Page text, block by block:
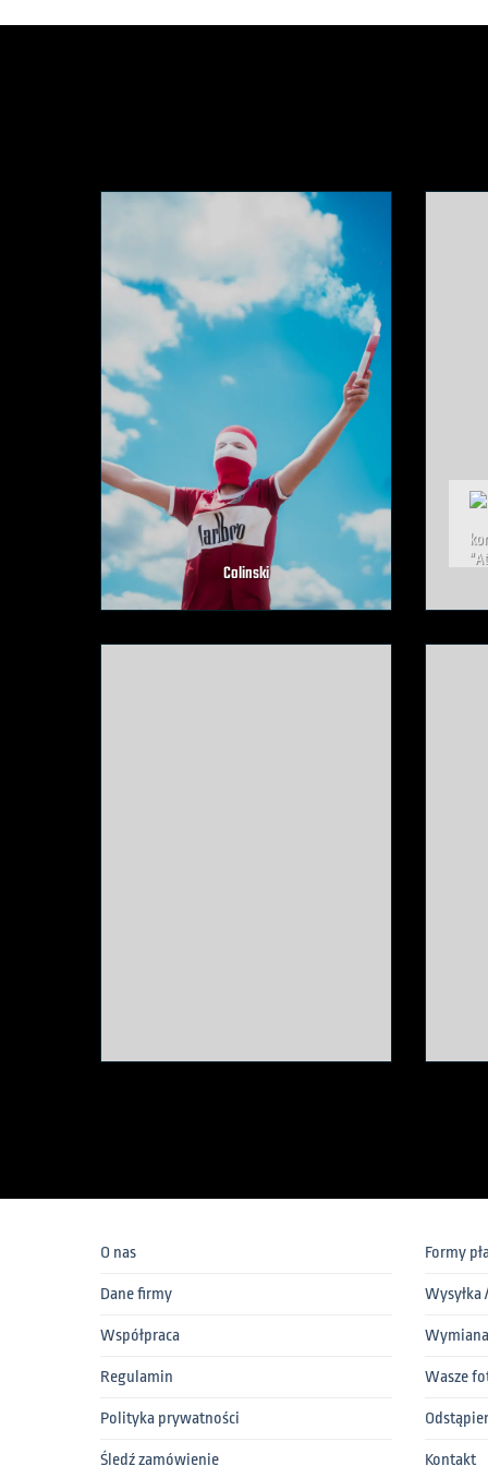
Colinski
O nas
Dane firmy
Współpraca
Regulamin
Polityka prywatności
Śledź zamówienie
Formy
Wysyłka
Wasze
Kontakt